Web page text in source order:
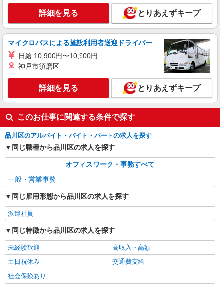
時給1600円〜1800円（22:00〜翌5:00の深夜手
当で時給UP） ※給与幅は経験・能力による
東京都品川区
キープ 詳細を見る
株式会社フルキャスト東京支社/EA0401G-10O
カンタン軽作業スタッフ（仕分け・シール貼り
など）
時給1600円〜1800円（22:00〜翌5:00の深夜手
当で時給UP） ※給与幅は経験・能力による
東京都品川区
キープ 詳細を見る
詳細を見る とりあえずキープ
マイクロバスによる施設利用者送迎ドライバー
日給 10,900円〜10,900円
神戸市須磨区
詳細を見る とりあえずキープ
このお仕事に関連する条件で探す
品川区のアルバイト・バイト・パートの求人を探す
同じ職種から品川区の求人を探す
オフィスワーク・事務すべて
一般・営業事務
同じ雇用形態から品川区の求人を探す
派遣社員
同じ特徴から品川区の求人を探す
未経験歓迎
高収入・高額
土日祝休み
交通費支給
社会保険あり